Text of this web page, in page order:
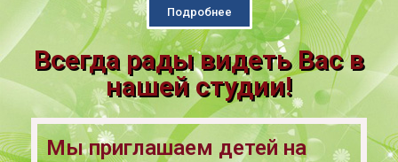
Подробнее
Всегда рады видеть Вас в
нашей студии!
Мы приглашаем детей на